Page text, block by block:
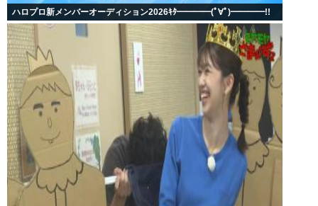
ハロプロ新メンバーオーディション2026ｷﾀ━━━━(ﾟ∀ﾟ)━━━━!!